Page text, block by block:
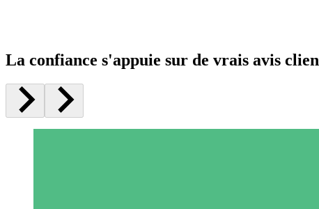
La confiance s'appuie sur de vrais avis